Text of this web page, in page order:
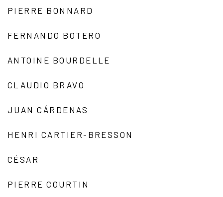
PIERRE BONNARD
FERNANDO BOTERO
ANTOINE BOURDELLE
CLAUDIO BRAVO
JUAN CÁRDENAS
HENRI CARTIER-BRESSON
CÉSAR
PIERRE COURTIN